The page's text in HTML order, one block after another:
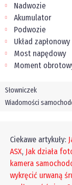
Nadwozie
Akumulator
Podwozie
Układ zapłonowy
Most napędowy
Moment
Słowniczek
Wiadomości
Ciekawe artykuły:
ASX, Jak działa
kamera
wykręcić urwaną